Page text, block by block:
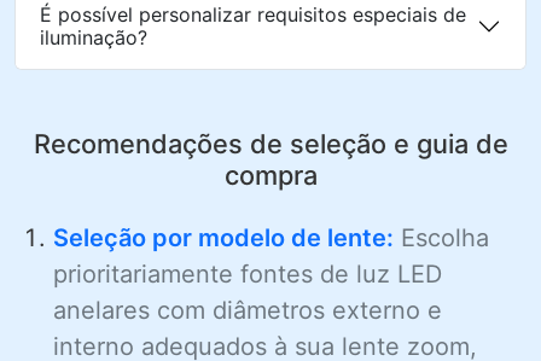
É possível personalizar requisitos especiais de
iluminação?
Recomendações de seleção e guia de
compra
Seleção por modelo de lente: Escolha
prioritariamente fontes de luz LED
anelares com diâmetros externo e
interno adequados à sua lente zoom,